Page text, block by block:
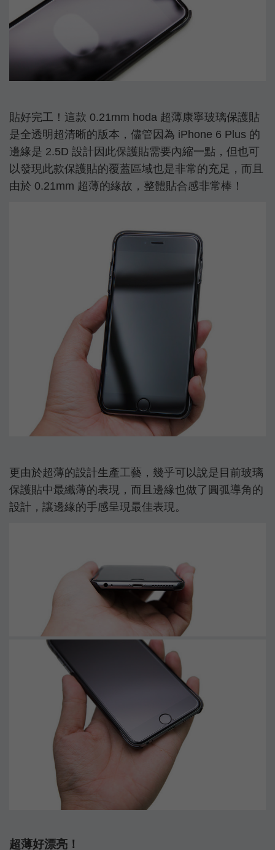
貼好完工！這款 0.21mm hoda 超薄康寧玻璃保護貼
是全透明超清晰的版本，儘管因為 iPhone 6 Plus 的
邊緣是 2.5D 設計因此保護貼需要內縮一點，但也可
以發現此款保護貼的覆蓋區域也是非常的充足，而且
由於 0.21mm 超薄的緣故，整體貼合感非常棒！
更由於超薄的設計生產工藝，幾乎可以說是目前玻璃
保護貼中最纖薄的表現，而且邊緣也做了圓弧導角的
設計，讓邊緣的手感呈現最佳表現。
超薄好漂亮！